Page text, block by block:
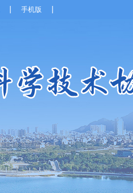
手机版